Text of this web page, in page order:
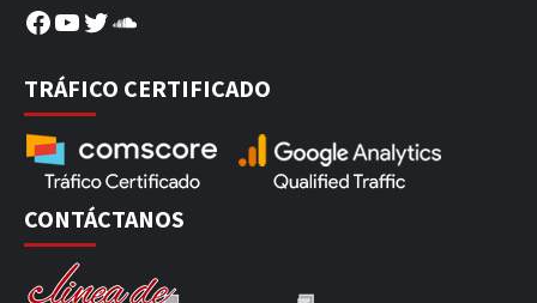
Facebook
YouTube
Twitter
SoundCloud
TRÁFICO CERTIFICADO
CONTÁCTANOS